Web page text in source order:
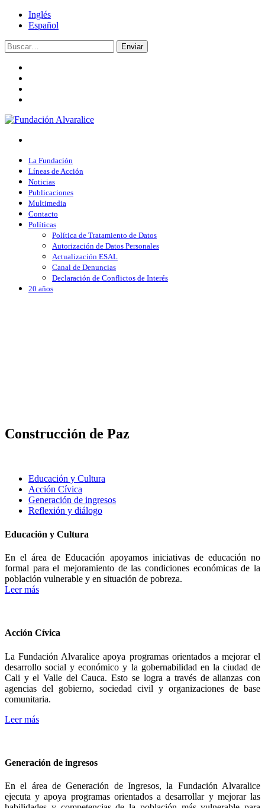
Inglés
Español
Enviar
La Fundación
Líneas de Acción
Noticias
Publicaciones
Multimedia
Contacto
Políticas
Política de Tratamiento de Datos
Autorización de Datos Personales
Actualización ESAL
Canal de Denuncias
Declaración de Conflictos de Interés
20 años
Construcción de Paz
Educación y Cultura
Acción Cívica
Generación de ingresos
Reflexión y diálogo
Educación y Cultura
En el área de Educación apoyamos iniciativas de educación no
formal para el mejoramiento de las condiciones económicas de la
población vulnerable y en situación de pobreza.
Leer más
Acción Cívica
La Fundación Alvaralice apoya programas orientados a mejorar el
desarrollo social y económico y la gobernabilidad en la ciudad de
Cali y el Valle del Cauca. Esto se logra a través de alianzas con
agencias del gobierno, sociedad civil y organizaciones de base
comunitaria.
Leer más
Generación de ingresos
En el área de Generación de Ingresos, la Fundación Alvaralice
ejecuta y apoya programas orientados a desarrollar y mejorar las